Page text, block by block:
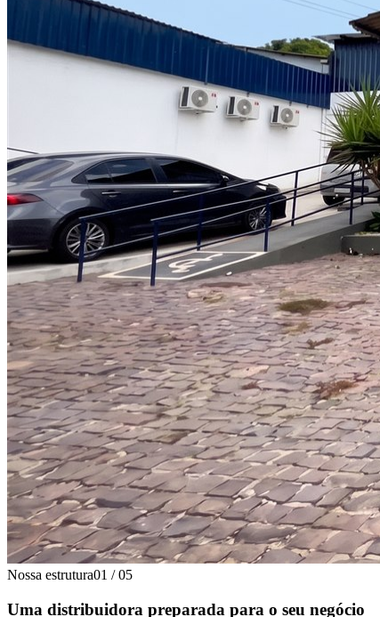
Nossa estrutura01 / 05
Uma distribuidora preparada para o seu negócio